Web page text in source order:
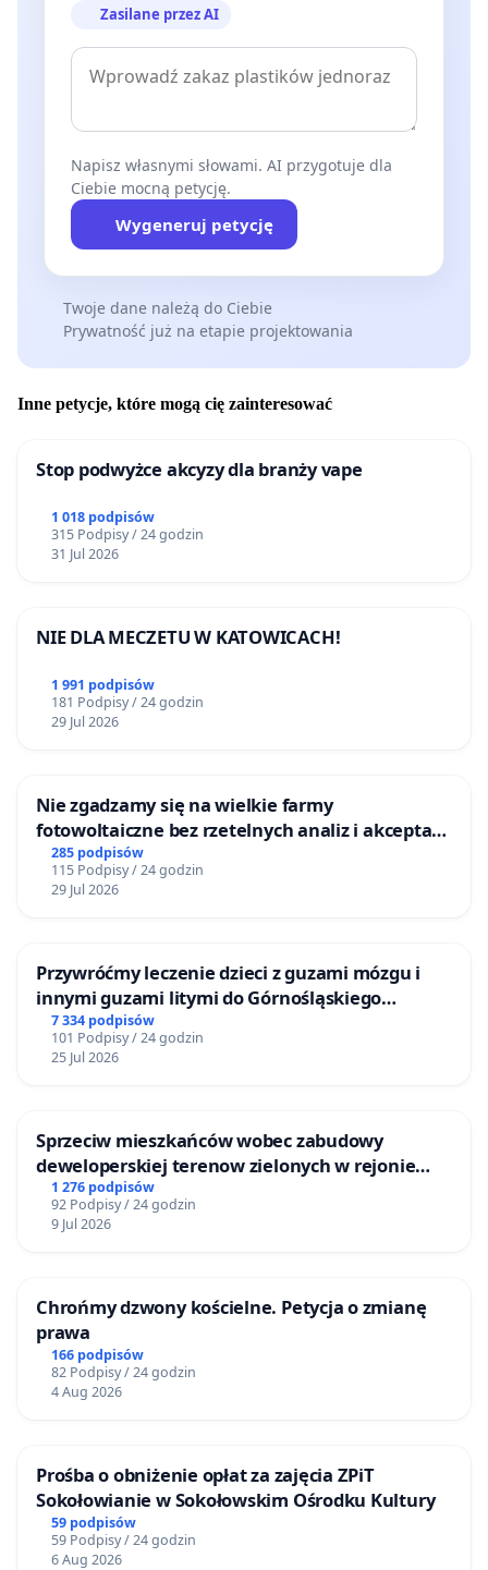
Zasilane przez AI
Napisz własnymi słowami. AI przygotuje dla
Ciebie mocną petycję.
Wygeneruj petycję
Twoje dane należą do Ciebie
Prywatność już na etapie projektowania
Inne petycje, które mogą cię zainteresować
Stop podwyżce akcyzy dla branży vape
1 018 podpisów
315 Podpisy / 24 godzin
31 Jul 2026
NIE DLA MECZETU W KATOWICACH!
1 991 podpisów
181 Podpisy / 24 godzin
29 Jul 2026
Nie zgadzamy się na wielkie farmy
fotowoltaiczne bez rzetelnych analiz i akceptacji
mieszkańców
285 podpisów
115 Podpisy / 24 godzin
29 Jul 2026
Przywróćmy leczenie dzieci z guzami mózgu i
innymi guzami litymi do Górnośląskiego
Centrum Zdrowia Dziecka w Katowicach
7 334 podpisów
101 Podpisy / 24 godzin
25 Jul 2026
Sprzeciw mieszkańców wobec zabudowy
deweloperskiej terenow zielonych w rejonie
Bulwarów Straceńskich w Bielsku-Białej
1 276 podpisów
92 Podpisy / 24 godzin
9 Jul 2026
Chrońmy dzwony kościelne. Petycja o zmianę
prawa
166 podpisów
82 Podpisy / 24 godzin
4 Aug 2026
Prośba o obniżenie opłat za zajęcia ZPiT
Sokołowianie w Sokołowskim Ośrodku Kultury
59 podpisów
59 Podpisy / 24 godzin
6 Aug 2026